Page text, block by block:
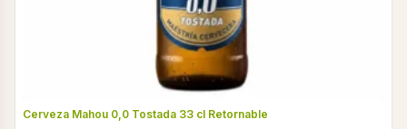
Cerveza Mahou 0,0 Tostada 33 cl Retornable